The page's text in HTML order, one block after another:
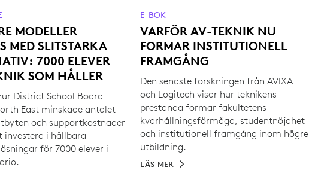
MODELLER
MED SLITSTARKA
7000 ELEVER
SOM HÅLLER
District School Board
East minskade antalet
och supportkostnader
investera i hållbara
för 7000 elever i
E-BOK
VARFÖR AV-TEKNIK NU
FORMAR INSTITUTIONELL
FRAMGÅNG
Den senaste forskningen från AVIXA
och Logitech visar hur teknikens
prestanda formar fakultetens
kvarhållningsförmåga, studentnöjdhet
och institutionell framgång inom högre
utbildning.
LÄS MER